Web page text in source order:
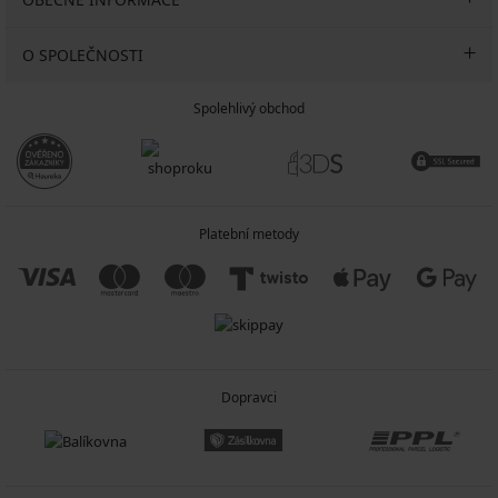
O SPOLEČNOSTI
Spolehlivý obchod
Platební metody
Dopravci